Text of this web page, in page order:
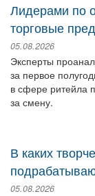
Лидерами по
торговые
05.08.2026
Эксперты
за первое
в сфере ритейла
за смену.
В каких
05.08.2026